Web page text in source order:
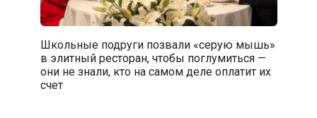
Школьные подруги позвали «серую мышь»
в элитный ресторан, чтобы поглумиться —
они не знали, кто на самом деле оплатит их
счет